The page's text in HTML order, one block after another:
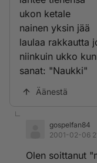
ukon ketale
nainen yksin jää
laulaa rakkautta
niinkuin ukko
sanat: "Naukki"
Äänestä
gospelfan84
2001-02-06
Olen soittanut